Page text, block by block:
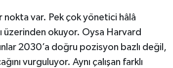
var. Pek çok yönetici hâlâ
üzerinden okuyor. Oysa Harvard
2030’a doğru pozisyon bazlı değil,
vurguluyor. Aynı çalışan farklı